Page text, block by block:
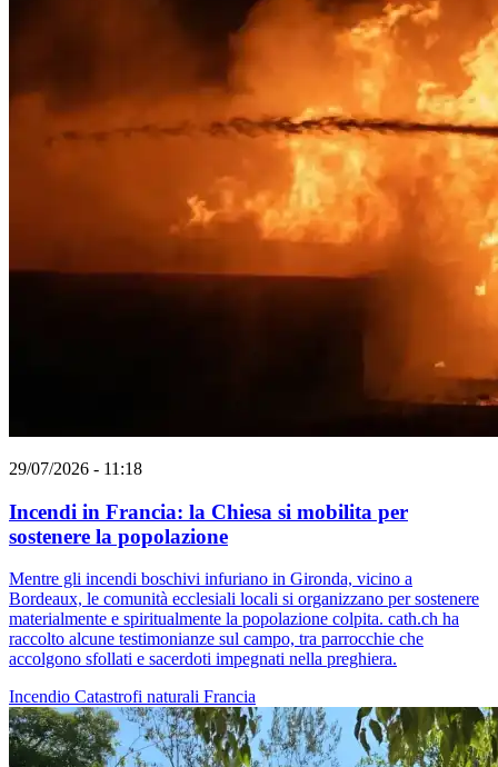
29/07/2026 - 11:18
Incendi in Francia: la Chiesa si mobilita per
sostenere la popolazione
Mentre gli incendi boschivi infuriano in Gironda, vicino a
Bordeaux, le comunità ecclesiali locali si organizzano per sostenere
materialmente e spiritualmente la popolazione colpita. cath.ch ha
raccolto alcune testimonianze sul campo, tra parrocchie che
accolgono sfollati e sacerdoti impegnati nella preghiera.
Incendio Catastrofi naturali Francia